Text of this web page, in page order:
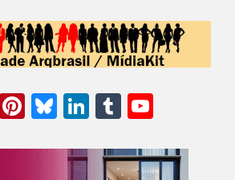
Instagram
Pinterest
Bluesky
LinkedIn
Tumblr